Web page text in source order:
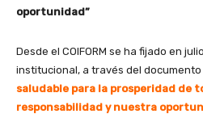
oportunidad”
Desde el COIFORM se ha fijado en
institucional, a través del
saludable para la prosperidad de
responsabilidad y nuestra